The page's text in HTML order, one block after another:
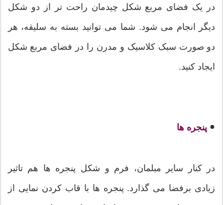
در یک فضای مربع شکل چیدمان راحت تر از دو شکل
دیگر انجام می شود. شما می توانید بسته به سلیقه، هر
دو صورت سبک کلاسیک و مدرن را در فضای مربع شکل
ایجاد کنید.
● پنجره ها
در کنار سایر مبلمان، فرم و شکل پنجره ها هم تاثیر
زیادی برفضا می گذارد. پنجره ها با قاب کردن نمایی از